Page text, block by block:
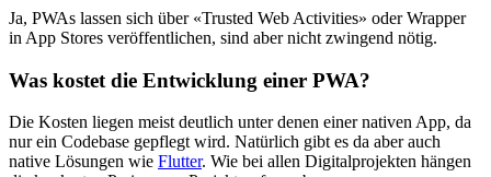
Ja, PWAs lassen sich über «Trusted Web Activities» oder Wrapper
in App Stores veröffentlichen, sind aber nicht zwingend nötig.
Was kostet die Entwicklung einer PWA?
Die Kosten liegen meist deutlich unter denen einer nativen App, da
nur ein Codebase gepflegt wird. Natürlich gibt es da aber auch
native Lösungen wie Flutter. Wie bei allen Digitalprojekten hängen